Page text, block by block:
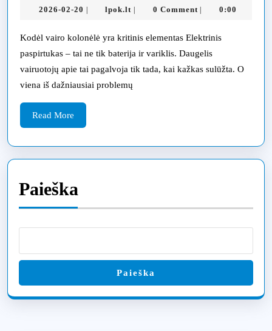
remontas
elektriniuose
paspirtukuose:
dažniausios
2026-02-20 2026-
| lpok.lt lpok.lt
| 0 Comment | 0:00
Kodėl vairo kolonėlė yra kritinis elementas Elektrinis
paspirtukas – tai ne tik baterija ir variklis. Daugelis
vairuotojų apie tai pagalvoja tik tada, kai kažkas sulūžta. O
viena iš dažniausiai problemų
Read More
More
Paieška
Paieška